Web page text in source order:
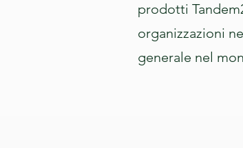
prodotti
organizzazioni
generale nel